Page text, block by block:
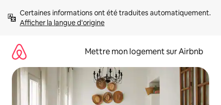
directement
Afficher la langue d'origine
Mettre mon logement sur Airbnb